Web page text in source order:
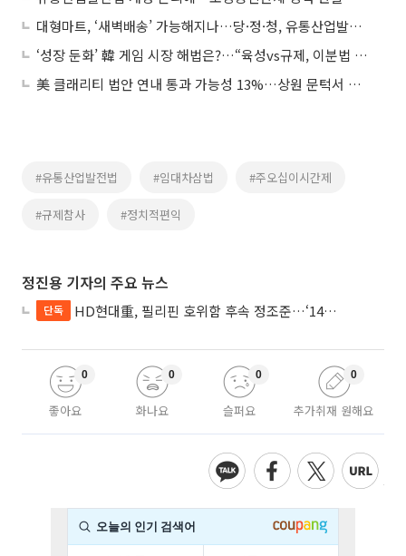
대형마트, ‘새벽배송’ 가능해지나…당·정·청, 유통산업발전법 개정 논의
‘성장 둔화’ 韓 게임 시장 해법은?…“육성vs규제, 이분법 깨야”
美 클래리티 법안 연내 통과 가능성 13%…상원 문턱서 제동
#유통산업발전법 #임대차삼법 #주오십이시간제
#규제참사 #정치적편익
정진용 기자의 주요 뉴스
단독 HD현대重, 필리핀 호위함 후속 정조준…‘14척+α’ 싹쓸이 노린다
좋아요
0
화나요
0
슬퍼요
0
추가취재 원해요
0